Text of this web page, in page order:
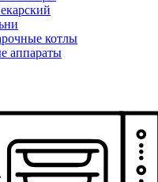
котлы
аппараты